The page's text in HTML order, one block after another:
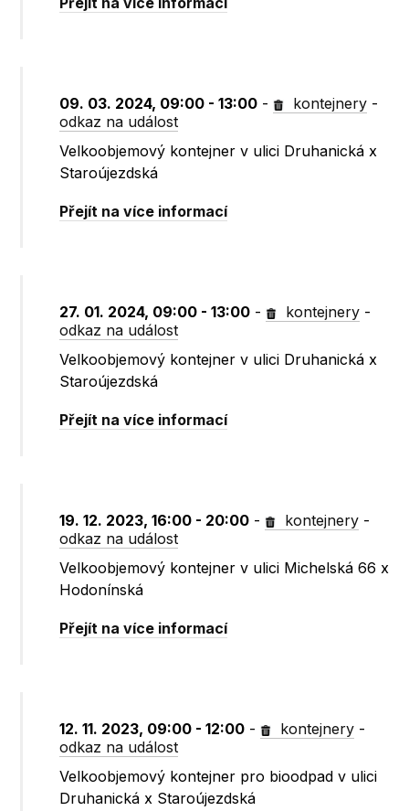
09. 03. 2024, 09:00 - 13:00 - kontejnery -
odkaz na událost
Velkoobjemový kontejner v ulici Druhanická x
Staroújezdská
Přejít na více informací
27. 01. 2024, 09:00 - 13:00 - kontejnery -
odkaz na událost
Velkoobjemový kontejner v ulici Druhanická x
Staroújezdská
Přejít na více informací
19. 12. 2023, 16:00 - 20:00 - kontejnery -
odkaz na událost
Velkoobjemový kontejner v ulici Michelská 66 x
Hodonínská
Přejít na více informací
12. 11. 2023, 09:00 - 12:00 - kontejnery -
odkaz na událost
Velkoobjemový kontejner pro bioodpad v ulici
Druhanická x Staroújezdská